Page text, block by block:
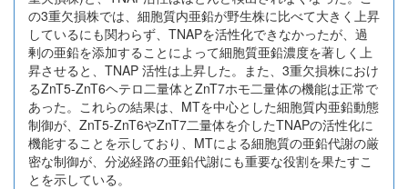
の3重欠損株では、細胞質内亜鉛が野生株に比べて大きく上昇
しているにも関わらず、TNAPを活性化できなかったが、過
剰の亜鉛を添加することによって細胞質亜鉛濃度を著しく上
昇させると、TNAP 活性は上昇した。また、3重欠損株におけ
るZnT5-ZnT6ヘテロ二量体とZnT7ホモ二量体の機能は正常で
あった。これらの結果は、MTを中心とした細胞質内亜鉛動態
制御が、ZnT5-ZnT6やZnT7二量体を介したTNAPの活性化に
機能することを示しており、MTによる細胞質の亜鉛代謝の厳
密な制御が、分泌経路の亜鉛代謝にも重要な役割を果たすこ
とを示している。